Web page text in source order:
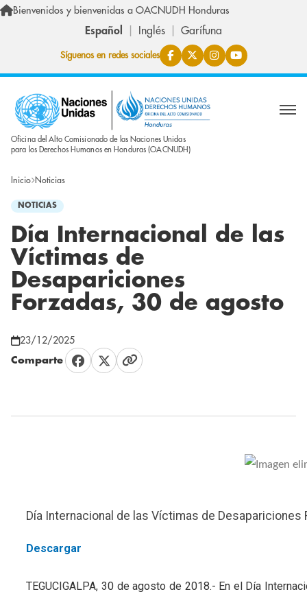
Pasar al contenido principal
Bienvenidos y bienvenidas a OACNUDH Honduras
Español Inglés Garífuna
Síguenos en redes sociales
Oficina del Alto Comisionado de las Naciones Unidas
para los Derechos Humanos en Honduras (OACNUDH)
Inicio Noticias
NOTICIAS
Día Internacional de las
Víctimas de
Desapariciones
Forzadas, 30 de agosto
23/12/2025
Comparte
Día Internacional de las Víctimas de Desapariciones
Descargar
TEGUCIGALPA, 30 de agosto de 2018.- En el Día